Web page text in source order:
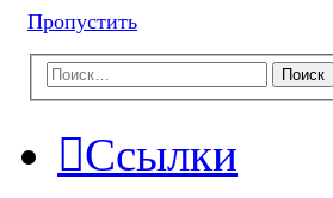
Пропустить
Поиск
Ссылки